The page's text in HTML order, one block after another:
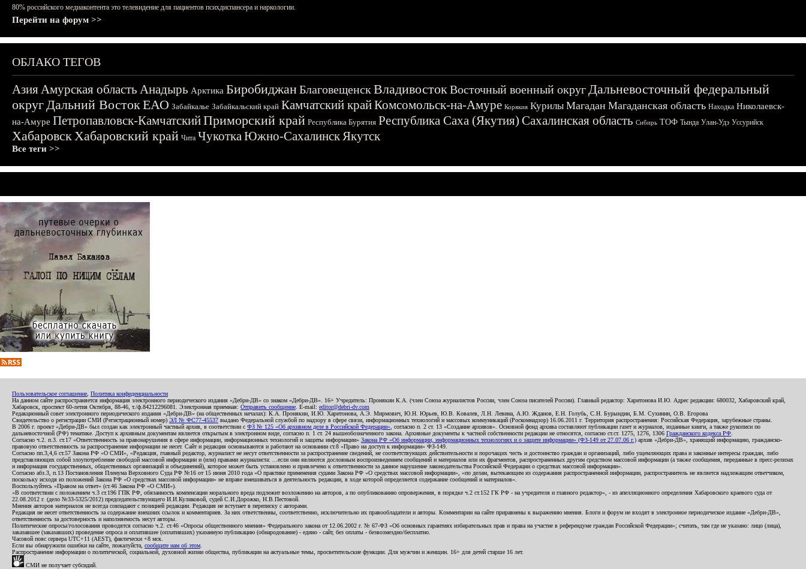
80% российского медиаконтента это телевидение для пациентов психдиспансера и наркологии.
Перейти на форум >>
ОБЛАКО ТЕГОВ
АзияАмурская область Анадырь Арктика БиробиджанБлаговещенскВладивостокВосточный военный округДальневосточный федеральный
округДальний ВостокЕАО Забайкалье Забайкальский край Камчатский крайКомсомольск-на-Амуре Корякия Курилы Магадан Магаданская область Находка Николаевск-
на-Амуре Петропавловск-КамчатскийПриморский край Республика Бурятия Республика Саха (Якутия) Сахалинская область Сибирь ТОФ Тында Улан-Удэ Уссурийск
ХабаровскХабаровский край Чита ЧукоткаЮжно-СахалинскЯкутск
Все теги >>
Пользовательское соглашение Политика конфиденциальности
На данном сайте распространяется информация электронного периодического издания «Дебри-ДВ» со знаком «Дебри-ДВ». 16+ Учредитель: Пронякин К.А. (член Союза журналистов России, член Союза писателей России). Главный редактор: Харитонова И.Ю. Адрес редакции: 680032, Хабаровский край,
Хабаровск, проспект 60-летия Октября, 88-46, т./ф.84212296081. Электронная приемная: Отправить сообщение . E-mail: editor@debri-dv.com
Редакционный совет электронного периодического издания «Дебри-ДВ» (на общественных началах): К.А. Пронякин, И.Ю. Харитонова, А.Э. Мирмович, Ю.Н. Юрьев, Ю.В. Ковалев, Л.Н. Левина, А.Ю. Жданов, Е.Н. Голубь, С.Н. Бурындин, Б.М. Сухинин, О.В. Егорова
Свидетельство о регистрации СМИ (Регистрационный номер) ЭЛ № ФС77-45537 выдано Федеральной службой по надзору в сфере связи, информационных технологий и массовых коммуникаций (Роскомнадзор) 16.06.2011 г. Территория распространения: Российская Федерация, зарубежные страны.
В 2006 г. проект «Дебри-ДВ» был создан как электронный частный архив, в соответствии с ФЗ № 125 «Об архивном деле в Российской Федерации» , согласно п. 2 ст. 13 «Создание архивов». Основной фонд архива составляют публикации газет и журналов, изданные книги, а также рукописи по
дальневосточной (РФ) тематике. Доступ к архивным документам является открытым в электронном виде, согласно п. 1 ст. 24 вышеобозначенного закона. Архивные документы к частной собственности редакции не относятся, согласно ст.ст. 1275, 1276, 1306 Гражданского кодекса РФ
Согласно ч.2. п.3. ст.17 «Ответственность за правонарушения в сфере информации, информационных технологий и защиты информации» Закона РФ «Об информации, информационных технологиях и о защите информации» (ФЗ-149 от 27.07.06 г.) архив «Дебри-ДВ», хранящий информацию, гражданско-
правовую ответственность за распространение информации не несет. Сайт и редакция основываются и работают на основании ст.8 «Право на доступ к информации» ФЗ-149.
Согласно пп.3,4,6 ст.57 Закона РФ «О СМИ», «Редакция, главный редактор, журналист не несут ответственности за распространение сведений, не соответствующих действительности и порочащих честь и достоинство граждан и организаций, либо ущемляющих права и законные интересы граждан, либо
представляющих собой злоупотребление свободой массовой информации и (или) правами журналиста: ...если они являются дословным воспроизведением сообщений и материалов или их фрагментов, распространенных другим средством массовой информации (а также сообщения, переданные в пресс-релизах
и информация государственных, общественных организаций и объединений), которое может быть установлено и привлечено к ответственности за данное нарушение законодательства Российской Федерации о средствах массовой информации».
Согласно абз.3, п.13 Постановления Пленума Верховного Суда РФ №16 от 15 июня 2010 года «О практике применения судами Закона РФ «О средствах массовой информации», «по делам, вытекающим из содержания распространенной информации, распространитель не является надлежащим ответчиком,
поскольку исходя из положений Закона РФ «О средствах массовой информации» не вправе вмешиваться в деятельность редакции, в ходе которой определяется содержание сообщений и материалов».
Воспользуйтесь «Правом на ответ» (ст.46 Закона РФ «О СМИ»).
«В соответствии с положением ч.3 ст.196 ГПК РФ, обязанность компенсации морального вреда подлежит возложению на авторов, а по опубликованию опровержения, в порядке ч.2 ст.152 ГК РФ - на учредителя и главного редактор», - из апелляционного определения Хабаровского краевого суда от
22.08.2012 г. (дело №33-5325/2012) председательствующего И.И.Куликовой, судей С.И.Дорожко, Н.В.Пестовой.
Мнения авторов материалов не всегда совпадают с позицией редакции. Редакция не вступает в переписку с авторами.
Редакция не несет ответственность за содержание внешних ссылок и комментариев. За них ответственны, соответственно, исключительно их правообладатели и авторы. Комментарии на сайте приравнены к выражению мнения. Блоги и форум не входят в электронное периодическое издание «Дебри-ДВ»,
ответственность за достоверность и наполняемость несут авторы.
Политические опросы/голосования проводятся согласно ч.2. ст.46 «Опросы общественного мнения» Федерального закона от 12.06.2002 г. № 67-ФЗ «Об основных гарантиях избирательных прав и права на участие в референдуме граждан Российской Федерации»; считать, там где не указано: лицо (лица),
заказавшее (заказавших) проведение опроса и оплатившее (оплативших) указанную публикацию (обнародование) - едино - сайт, без оплаты - безвозмездно/бесплатно.
Часовой пояс сервера UTC+11 (AEST), фактически +8 мск.
Если вы обнаружили ошибки на сайте, пожалуйста, сообщите нам об этом
Распространение информации о политической, социальной, духовной жизни общества, публикации на актуальные темы, просветительские функции. Для мужчин и женщин. 16+ для детей старше 16 лет.
СМИ не получает субсидий.